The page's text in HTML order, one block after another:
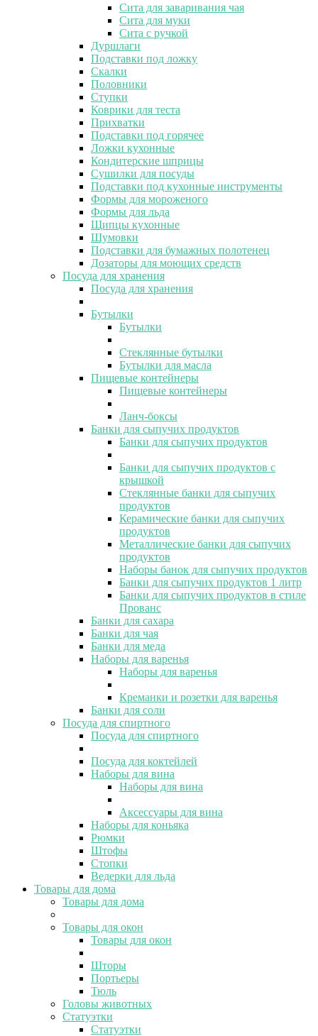
Сита для заваривания чая
Сита для муки
Сита с ручкой
Дуршлаги
Подставки под ложку
Скалки
Половники
Ступки
Коврики для теста
Прихватки
Подставки под горячее
Ложки кухонные
Кондитерские шприцы
Сушилки для посуды
Подставки под кухонные инструменты
Формы для мороженого
Формы для льда
Щипцы кухонные
Шумовки
Подставки для бумажных полотенец
Дозаторы для моющих средств
Посуда для хранения
Посуда для хранения
Бутылки
Бутылки
Стеклянные бутылки
Бутылки для масла
Пищевые контейнеры
Пищевые контейнеры
Ланч-боксы
Банки для сыпучих продуктов
Банки для сыпучих продуктов
Банки для сыпучих продуктов с
крышкой
Стеклянные банки для сыпучих
продуктов
Керамические банки для сыпучих
продуктов
Металлические банки для сыпучих
продуктов
Наборы банок для сыпучих продуктов
Банки для сыпучих продуктов 1 литр
Банки для сыпучих продуктов в стиле
Прованс
Банки для сахара
Банки для чая
Банки для меда
Наборы для варенья
Наборы для варенья
Креманки и розетки для варенья
Банки для соли
Посуда для спиртного
Посуда для спиртного
Посуда для коктейлей
Наборы для вина
Наборы для вина
Аксессуары для вина
Наборы для коньяка
Рюмки
Штофы
Стопки
Ведерки для льда
Товары для дома
Товары для дома
Товары для окон
Товары для окон
Шторы
Портьеры
Тюль
Головы животных
Статуэтки
Статуэтки